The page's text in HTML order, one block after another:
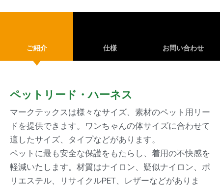
ご紹介 仕様 お問い合わせ
ペットリード・ハーネス
マークテックスは様々なサイズ、素材のペット用リー
ドを提供できます。ワンちゃんの体サイズに合わせて
適したサイズ、タイプなどがあります。
ペットに最も安全な保護をもたらし、着用の不快感を
軽減いたします。材質はナイロン、疑似ナイロン、ポ
リエステル、リサイクルPET、レザーなどがありま